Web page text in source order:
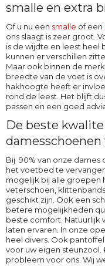
smalle en extra
Of u nu een smalle of een
ons slaagt is zeer groot.
is de wijdte en leest heel
kunnen er verschillen
Maar ook binnen de
breedte van de voet is
hakhoogte heeft er
rond de leest. Het blijft
passen en een goed
De beste
damesschoenen
Bij 90% van onze
het voetbed te
mogelijk bij alle groepen
veterschoen,
geschikt zijn. Ook een
betere mogelijkheden
beste comfort. Natuurlijk
laten ervaren. In onze
heel divers. Ook
voor uw eigen
probleem voor ons. Wij